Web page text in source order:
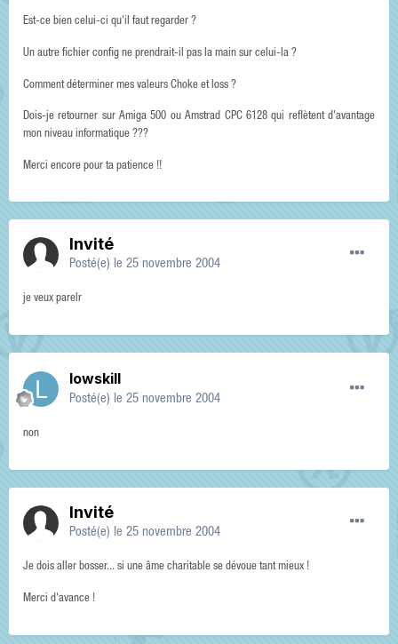
Est-ce bien celui-ci qu'il faut regarder ?
Un autre fichier config ne prendrait-il pas la main sur celui-la ?
Comment déterminer mes valeurs Choke et loss ?
Dois-je retourner sur Amiga 500 ou Amstrad CPC 6128 qui reflètent d'avantage
mon niveau informatique ???
Merci encore pour ta patience !!
Invité
Posté(e) le 25 novembre 2004
je veux parelr
lowskill
Posté(e) le 25 novembre 2004
non
Invité
Posté(e) le 25 novembre 2004
Je dois aller bosser... si une âme charitable se dévoue tant mieux !
Merci d'avance !